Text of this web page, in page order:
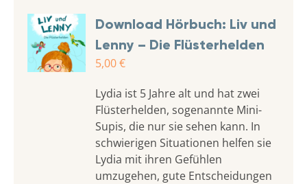
Download Hörbuch: Liv und
Lenny – Die Flüsterhelden
5,00€
Lydia ist 5 Jahre alt und hat zwei
Flüsterhelden, sogenannte Mini-
Supis, die nur sie sehen kann. In
schwierigen Situationen helfen sie
Lydia mit ihren Gefühlen
umzugehen, gute Entscheidungen